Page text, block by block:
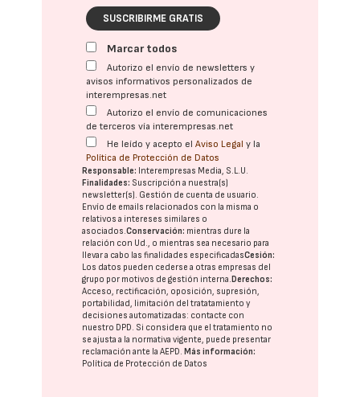
SUSCRIBIRME GRATIS
Marcar todos
Autorizo el envío de newsletters y
avisos informativos personalizados de
interempresas.net
Autorizo el envío de comunicaciones
de terceros vía interempresas.net
He leído y acepto elAviso Legal y la
Política de Protección de Datos
Responsable: Interempresas Media, S.L.U.
Finalidades: Suscripción a nuestra(s)
newsletter(s). Gestión de cuenta de usuario.
Envío de emails relacionados con la misma o
relativos a intereses similares o
asociados.Conservación: mientras dure la
relación con Ud., o mientras sea necesario para
llevar a cabo las finalidades especificadasCesión:
Los datos pueden cederse a otras empresas del
grupo por motivos de gestión interna. Derechos:
Acceso, rectificación, oposición, supresión,
portabilidad, limitación del tratatamiento y
decisiones automatizadas: contacte con
nuestro DPD. Si considera que el tratamiento no
se ajusta a la normativa vigente, puede presentar
reclamación ante laAEPD. Más información:
Política de Protección de Datos